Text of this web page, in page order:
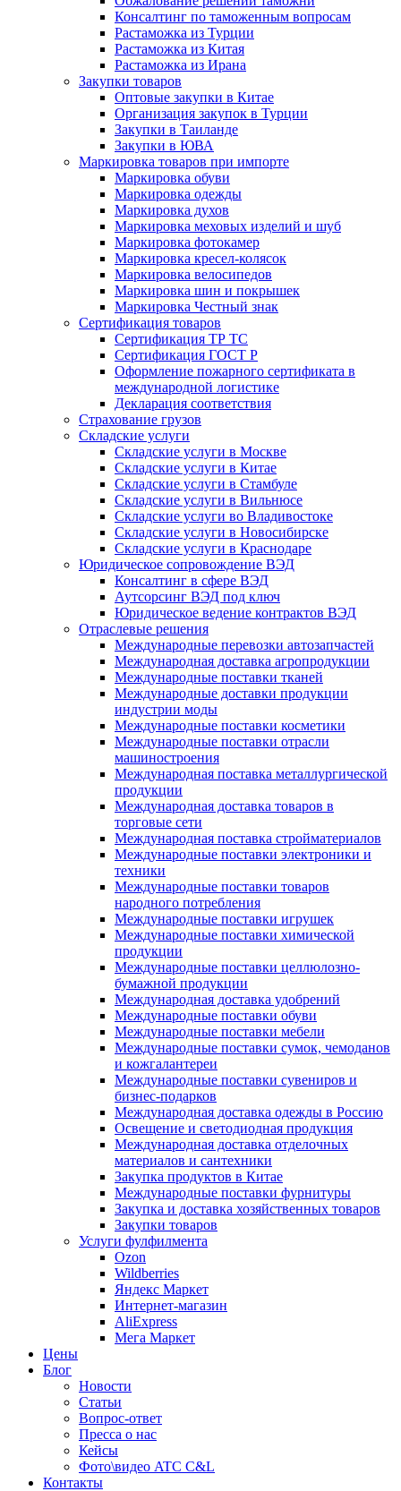
Консалтинг по таможенным вопросам
Растаможка из Турции
Растаможка из Китая
Растаможка из Ирана
Закупки товаров
Оптовые закупки в Китае
Организация закупок в Турции
Закупки в Таиланде
Закупки в ЮВА
Маркировка товаров при импорте
Маркировка обуви
Маркировка одежды
Маркировка духов
Маркировка меховых изделий и шуб
Маркировка фотокамер
Маркировка кресел-колясок
Маркировка велосипедов
Маркировка шин и покрышек
Маркировка Честный знак
Сертификация товаров
Сертификация ТР ТС
Сертификация ГОСТ Р
Оформление пожарного сертификата в
международной логистике
Декларация соответствия
Страхование грузов
Складские услуги
Складские услуги в Москве
Складские услуги в Китае
Складские услуги в Стамбуле
Складские услуги в Вильнюсе
Складские услуги во Владивостоке
Складские услуги в Новосибирске
Складские услуги в Краснодаре
Юридическое сопровождение ВЭД
Консалтинг в сфере ВЭД
Аутсорсинг ВЭД под ключ
Юридическое ведение контрактов ВЭД
Отраслевые решения
Международные перевозки автозапчастей
Международная доставка агропродукции
Международные поставки тканей
Международные доставки продукции
индустрии моды
Международные поставки косметики
Международные поставки отрасли
машиностроения
Международная поставка металлургической
продукции
Международная доставка товаров в
торговые сети
Международная поставка стройматериалов
Международные поставки электроники и
техники
Международные поставки товаров
народного потребления
Международные поставки игрушек
Международные поставки химической
продукции
Международные поставки целлюлозно-
бумажной продукции
Международная доставка удобрений
Международные поставки обуви
Международные поставки мебели
Международные поставки сумок, чемоданов
и кожгалантереи
Международные поставки сувениров и
бизнес-подарков
Международная доставка одежды в Россию
Освещение и светодиодная продукция
Международная доставка отделочных
материалов и сантехники
Закупка продуктов в Китае
Международные поставки фурнитуры
Закупка и доставка хозяйственных товаров
Закупки товаров
Услуги фулфилмента
Ozon
Wildberries
Яндекс Маркет
Интернет-магазин
AliExpress
Мега Маркет
Цены
Блог
Новости
Статьи
Вопрос-ответ
Пресса о нас
Кейсы
Фото\видео ATC C&L
Контакты